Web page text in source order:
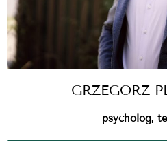
GRZEGORZ
psycholog,